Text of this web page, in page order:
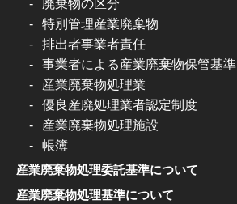
廃棄物の区分
特別管理産業廃棄物
排出者事業者責任
事業者による産業廃棄物保管基準
産業廃棄物処理業
優良産廃処理業者認定制度
産業廃棄物処理施設
帳簿
産業廃棄物処理委託基準について
産業廃棄物処理基準について